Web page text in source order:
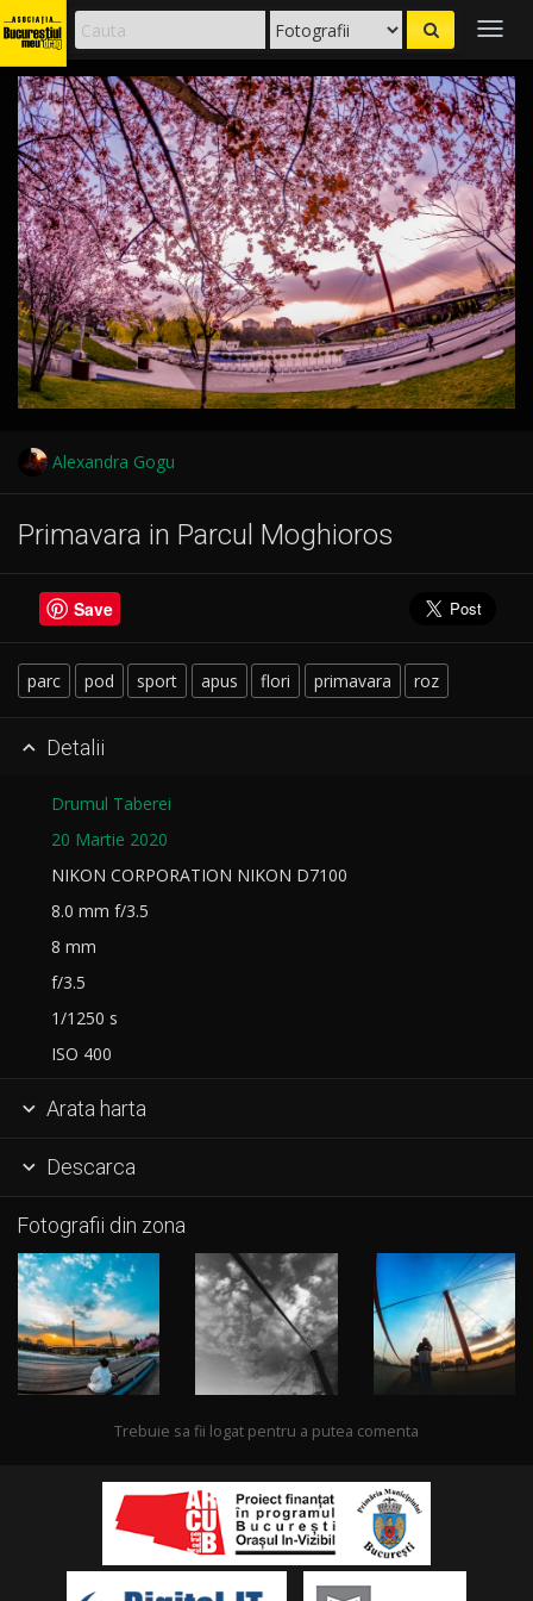
Alexandra Gogu
Primavara in Parcul Moghioros
Save
parc pod sport apus flori primavara roz
 Detalii
Drumul Taberei
20 Martie 2020
NIKON CORPORATION NIKON D7100
8.0 mm f/3.5
8 mm
f/3.5
1/1250 s
ISO 400
 Arata harta
 Descarca
Fotografii din zona
Trebuie sa fii logat pentru a putea comenta